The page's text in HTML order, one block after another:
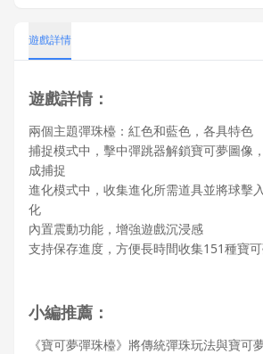
遊戲詳情
遊戲詳情：
兩個主題彈珠檯：紅色和藍色，各具特色
捕捉模式中，擊中彈跳器解鎖寶可夢圖像
成捕捉
進化模式中，收集進化所需道具並將球擊
化
內置震動功能，增強遊戲沉浸感
支持保存進度，方便長時間收集151種寶
小編推薦：
《寶可夢彈珠檯》將傳統彈珠玩法與寶可